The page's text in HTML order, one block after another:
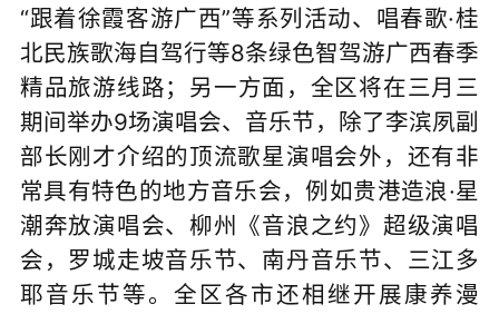
“跟着徐霞客游广西”等系列活动、唱春歌·桂
北民族歌海自驾行等8条绿色智驾游广西春季
精品旅游线路；另一方面，全区将在三月三
期间举办9场演唱会、音乐节，除了李滨夙副
部长刚才介绍的顶流歌星演唱会外，还有非
常具有特色的地方音乐会，例如贵港造浪·星
潮奔放演唱会、柳州《音浪之约》超级演唱
会，罗城走坡音乐节、南丹音乐节、三江多
耶音乐节等。全区各市还相继开展康养漫